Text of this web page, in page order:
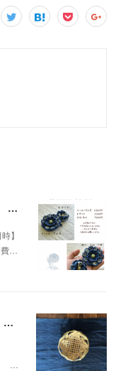
2026年9月6日(日) 13：00～16：00 つまみ細工で作る藍のブローチ２種
】
…
2026年9月12日(土)13：00～16：00 ～竹の四海波花かご作り～
…